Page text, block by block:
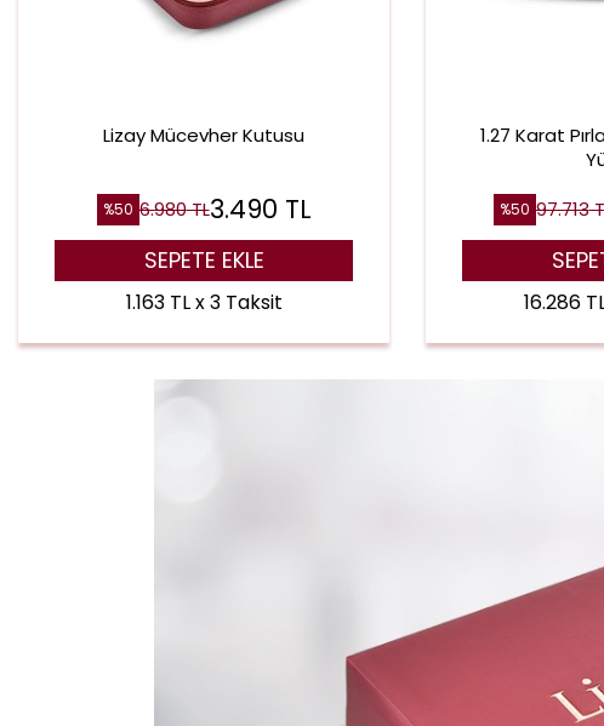
Lizay Mücevher Kutusu
%50 6.980TL3.490 TL
SEPETE EKLE
1.163 TL x 3 Taksit
1.27 Karat
%50 97.713
16.286